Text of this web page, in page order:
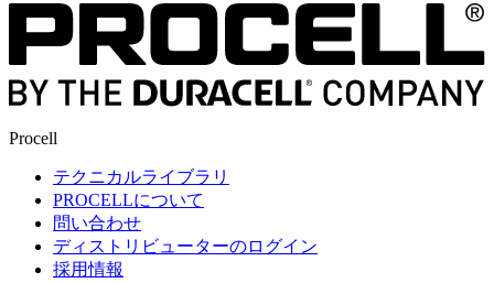
Procell
テクニカルライブラリ
PROCELLについて
問い合わせ
ディストリビューターのログイン
採用情報